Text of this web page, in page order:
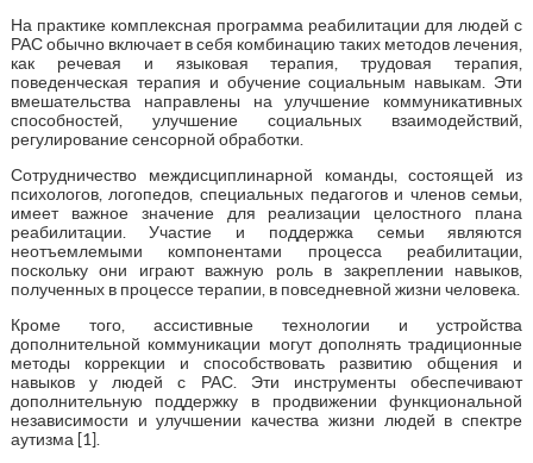
На практике комплексная программа реабилитации для людей с
РАС обычно включает в себя комбинацию таких методов лечения,
как речевая и языковая терапия, трудовая терапия,
поведенческая терапия и обучение социальным навыкам. Эти
вмешательства направлены на улучшение коммуникативных
способностей, улучшение социальных взаимодействий,
регулирование сенсорной обработки.
Сотрудничество междисциплинарной команды, состоящей из
психологов, логопедов, специальных педагогов и членов семьи,
имеет важное значение для реализации целостного плана
реабилитации. Участие и поддержка семьи являются
неотъемлемыми компонентами процесса реабилитации,
поскольку они играют важную роль в закреплении навыков,
полученных в процессе терапии, в повседневной жизни человека.
Кроме того, ассистивные технологии и устройства
дополнительной коммуникации могут дополнять традиционные
методы коррекции и способствовать развитию общения и
навыков у людей с РАС. Эти инструменты обеспечивают
дополнительную поддержку в продвижении функциональной
независимости и улучшении качества жизни людей в спектре
аутизма [1].